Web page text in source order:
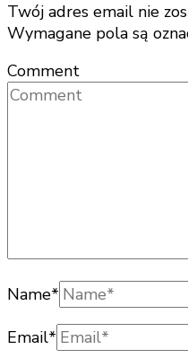
Twój adres email nie
Wymagane pola są
Comment
Name*
Email*